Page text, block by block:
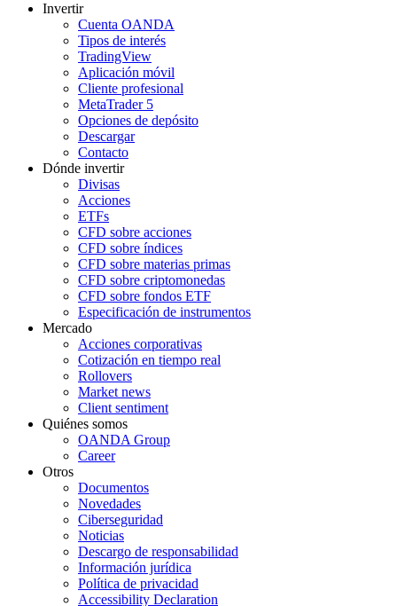
Invertir
Cuenta OANDA
Tipos de interés
TradingView
Aplicación móvil
Cliente profesional
MetaTrader 5
Opciones de depósito
Descargar
Contacto
Dónde invertir
Divisas
Acciones
ETFs
CFD sobre acciones
CFD sobre índices
CFD sobre materias primas
CFD sobre criptomonedas
CFD sobre fondos ETF
Especificación de instrumentos
Mercado
Acciones corporativas
Cotización en tiempo real
Rollovers
Market news
Client sentiment
Quiénes somos
OANDA Group
Career
Otros
Documentos
Novedades
Ciberseguridad
Noticias
Descargo de responsabilidad
Información jurídica
Política de privacidad
Accessibility Declaration